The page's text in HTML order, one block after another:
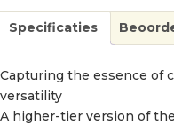
Specificaties
Capturing the essence of
versatility
A higher-tier version of